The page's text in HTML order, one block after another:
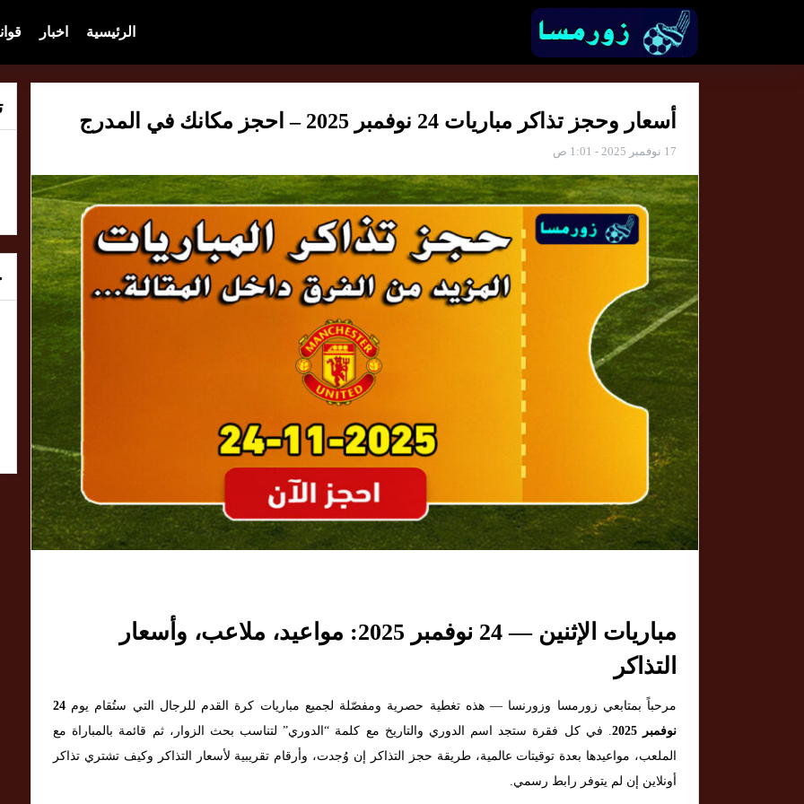
الرئيسية اخبار
أسعار وحجز تذاكر مباريات 24 نوفمبر 2025 – احجز مكانك في المدرج
17 نوفمبر 2025 - 1:01 ص
مباريات الإثنين — 24 نوفمبر 2025: مواعيد، ملاعب، وأسعار
التذاكر
مرحباً بمتابعي زورمسا وزورنسا — هذه تغطية حصرية ومفصّلة لجميع مباريات كرة القدم للرجال التي ستُقام يوم 24
نوفمبر 2025
. في كل فقرة ستجد اسم الدوري والتاريخ مع كلمة “الدوري” لتناسب بحث الزوار، ثم قائمة بالمباراة مع
الملعب، مواعيدها بعدة توقيتات عالمية، طريقة حجز التذاكر إن وُجدت، وأرقام تقريبية لأسعار التذاكر وكيف تشتري تذاكر
أونلاين إن لم يتوفر رابط رسمي.